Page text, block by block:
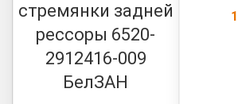
стремянки задней
рессоры 6520-
2912416-009
БелЗАН